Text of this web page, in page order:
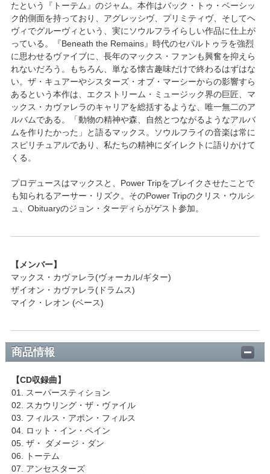
たという『トーテム』のジャム。本作はバック・トゥ・ベーシッ
ク的側面を持っており、アグレッシヴ、プリミティヴ、そしてヘ
ヴィでグルーヴィという、実にソウルフライらしい作品に仕上が
っている。『Beneath the Remains』時代のセパルトゥラを強烈
に思わせるヴァイブに、長年のマックス・ファンも興奮を抑えら
れないだろう。もちろん、単なる懐古趣味だけで終わるはずはな
い。ザ・キュアーやシスターズ・オブ・マーシーからの影響すら
あるという本作は、エクストリーム・ミュージック界の巨匠、マ
ックス・カヴァレラのキャリアを総括するような、唯一無二のア
ルバムである。「動物の精神や森、自然とつながるようなアルバ
ムを作りたかった」と語るマックス。ソウルフライの音楽は常に
スピリチュアルであり、私たちの精神にダイレクトに語りかけて
くる。
プロデュースはマックスと、Power Tripをブレイクさせたことで
も知られるアーサー・リズク。そのPower Tripのクリス・ウルシ
ュ、Obituaryのジョン・ターディらがゲスト参加。
【メンバー】
マックス・カヴァレラ(ヴォーカル/ギター)
ザイオン・カヴァレラ(ドラムス)
マイク・レオン (ベース)
商品情報
【CD収録曲】
01. スーパースティション
02. スカウリング・ザ・ヴァイル
03. フィルス・アポン・フィルス
04. ロット・イン・ペイン
05. ザ・ ダメージ・ダン
06. トーテム
07. アンセスターズ